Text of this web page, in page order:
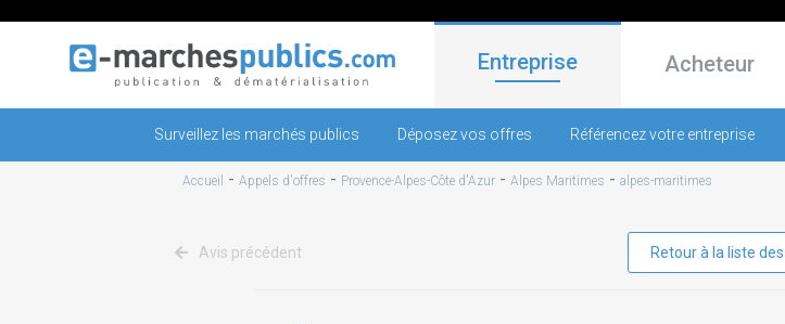
Entreprise Acheteur
Surveillez les marchés publics Déposez vos offres Référencez votre entreprise
Accueil - Appels d'offres - Provence-Alpes-Côte d'Azur - Alpes Maritimes - alpes-maritimes
Avis précédent Retour à la liste